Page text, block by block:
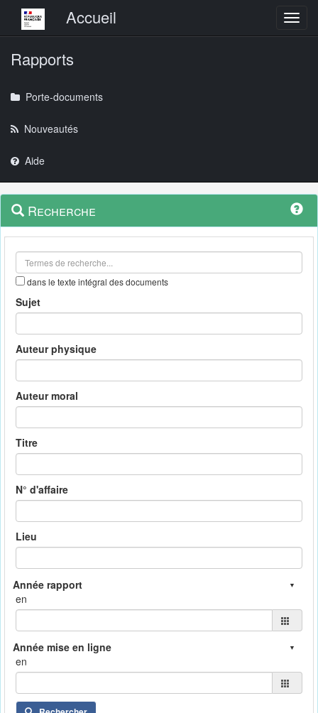
Menu principalAccueil
Rapports
Porte-documents
Nouveautés
Aide
Navigation
outils
Menu
contextuel
Recherche
dans le texte intégral des documents
Sujet
Auteur physique
Auteur moral
Titre
N° d'affaire
Lieu
en
en